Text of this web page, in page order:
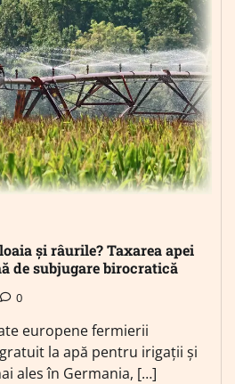
și râurile? Taxarea apei
de subjugare birocratică
0
europene fermierii
la apă pentru irigații și
ales în Germania, […]